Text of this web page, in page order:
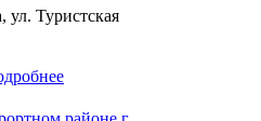
ул. Туристская